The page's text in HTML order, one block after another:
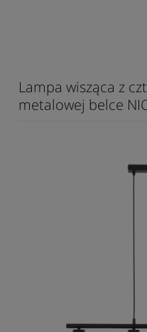
Lampa wisząca z
metalowej belce